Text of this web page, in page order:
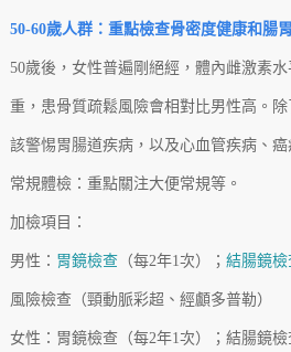
50-60歲人群：重點檢查骨密度健康和腸
50歲後，女性普遍剛絕經，體內雌激素
重，患骨質疏鬆風險會相對比男性高。
該警惕胃腸道疾病，以及心血管疾病、癌
常規體檢：重點關注大便常規等。
加檢項目：
男性： 胃鏡檢查（每2年1次）； 結腸鏡檢
風險檢查（頸動脈彩超、經顱多普勒）
女性：胃鏡檢查（每2年1次）；結腸鏡檢